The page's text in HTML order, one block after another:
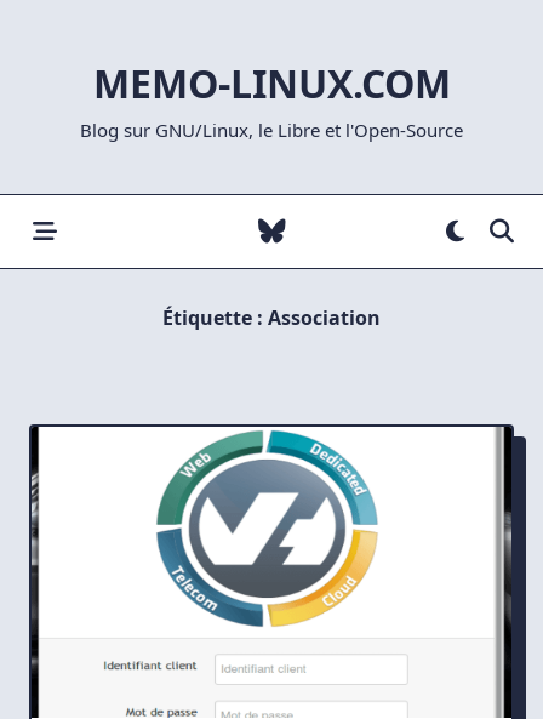
MEMO-LINUX.COM
Blog sur GNU/Linux, le Libre et l'Open-Source
Étiquette : Association